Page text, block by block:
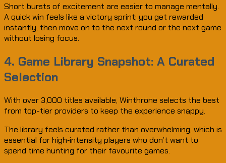
Short bursts of excitement are easier to manage mentally.
A quick win feels like a victory sprint; you get rewarded
instantly, then move on to the next round or the next game
without losing focus.
4. Game Library Snapshot: A Curated
Selection
With over 3,000 titles available, Winthrone selects the best
from top-tier providers to keep the experience snappy.
The library feels curated rather than overwhelming, which is
essential for high‑intensity players who don’t want to
spend time hunting for their favourite games.